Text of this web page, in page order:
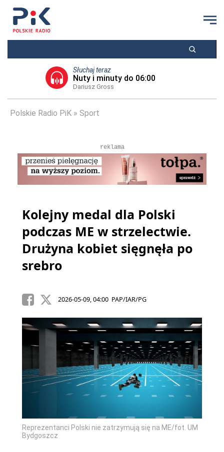
Słuchaj teraz
Nuty i minuty do 06:00
Dariusz Gross
Polskie Radio PiK Sport
reklama
Kolejny medal dla Polski
podczas ME w strzelectwie.
Drużyna kobiet sięgnęła po
srebro
2026-05-09, 04:00 PAP/IAR/PG
Reprezentanci Polski nie zatrzymują się na ME/fot. UM
Bydgoszcz